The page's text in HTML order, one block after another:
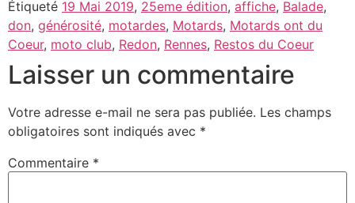
Étiqueté 19 Mai 2019, 25eme édition, affiche, Balade,
don, générosité, motardes, Motards, Motards ont du
Coeur, moto club, Redon, Rennes, Restos du Coeur
Laisser un commentaire
Votre adresse e-mail ne sera pas publiée. Les champs
obligatoires sont indiqués avec *
Commentaire *